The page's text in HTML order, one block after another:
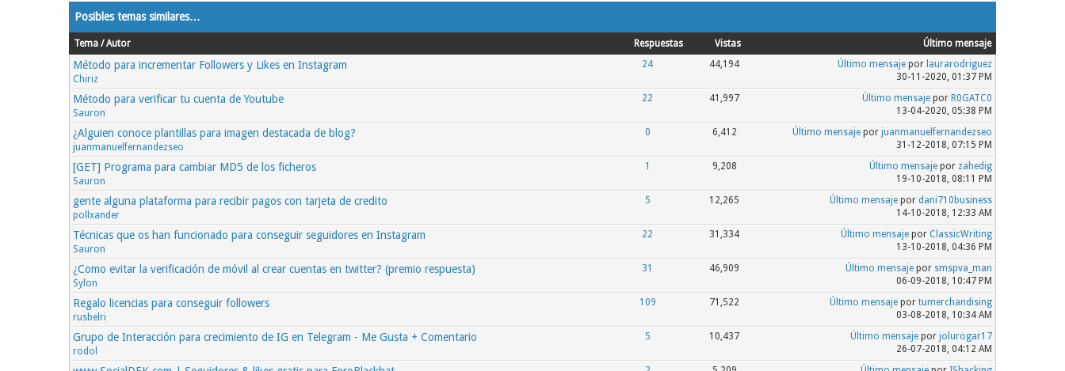
Posibles temas similares…
Tema / Autor Respuestas Vistas Último mensaje
Método para incrementar Followers y Likes en Instagram
Chiriz
24 44,194 Último mensajepor laurarodriguez
30-11-2020, 01:37 PM
Método para verificar tu cuenta de Youtube
Sauron
22 41,997 Último mensajepor R0GATC0
13-04-2020, 05:38 PM
¿Alguien conoce plantillas para imagen destacada de blog?
juanmanuelfernandezseo
0 6,412 Último mensajepor juanmanuelfernandezseo
31-12-2018, 07:15 PM
[GET] Programa para cambiar MD5 de los ficheros
Sauron
1 9,208 Último mensajepor zahedig
19-10-2018, 08:11 PM
gente alguna plataforma para recibir pagos con tarjeta de credito
pollxander
5 12,265 Último mensajepor dani710business
14-10-2018, 12:33 AM
Técnicas que os han funcionado para conseguir seguidores en Instagram
Sauron
22 31,334 Último mensajepor ClassicWriting
13-10-2018, 04:36 PM
¿Como evitar la verificación de móvil al crear cuentas en twitter? (premio respuesta)
Sylon
31 46,909 Último mensajepor smspva_man
06-09-2018, 10:47 PM
Regalo licencias para conseguir followers
rusbelri
109 71,522 Último mensajepor tumerchandising
03-08-2018, 10:34 AM
Grupo de Interacción para crecimiento de IG en Telegram - Me Gusta + Comentario
rodol
5 10,437 Último mensajepor jolurogar17
26-07-2018, 04:12 AM